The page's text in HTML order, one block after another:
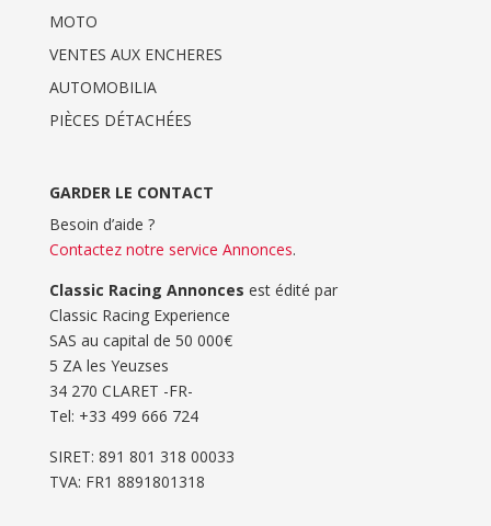
MOTO
VENTES AUX ENCHERES
AUTOMOBILIA
PIÈCES DÉTACHÉES
GARDER LE CONTACT
Besoin d’aide ?
Contactez notre service Annonces.
Classic Racing Annonces est édité par
Classic Racing Experience
SAS au capital de 50 000€
5 ZA les Yeuzses
34 270 CLARET -FR-
Tel: ‭+33 499 666 724‬
SIRET: 891 801 318 00033
TVA: FR1 8891801318